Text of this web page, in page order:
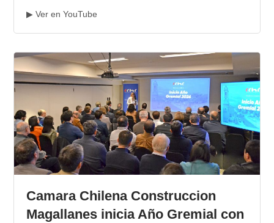
▶ Ver en YouTube
Camara Chilena Construccion
Magallanes inicia Año Gremial con